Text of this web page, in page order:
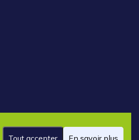
Tout accepter En savoir plus